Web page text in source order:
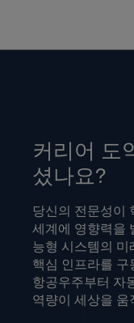
커리어 도
셨나요?
당신의 전문성이
세계에 영향력을
능형 시스템의 미
핵심 인프라를
항공우주부터 자
역량이 세상을 움